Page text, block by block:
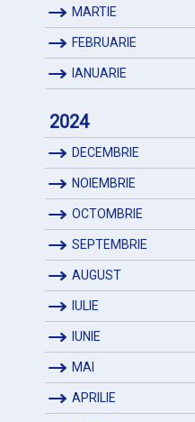
MARTIE
FEBRUARIE
IANUARIE
2024
DECEMBRIE
NOIEMBRIE
OCTOMBRIE
SEPTEMBRIE
AUGUST
IULIE
IUNIE
MAI
APRILIE